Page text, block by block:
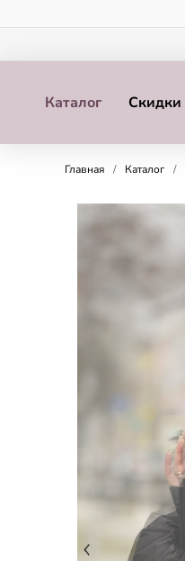
Каталог Скидки
Главная / Каталог /